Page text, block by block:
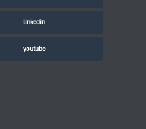
linkedin
youtube